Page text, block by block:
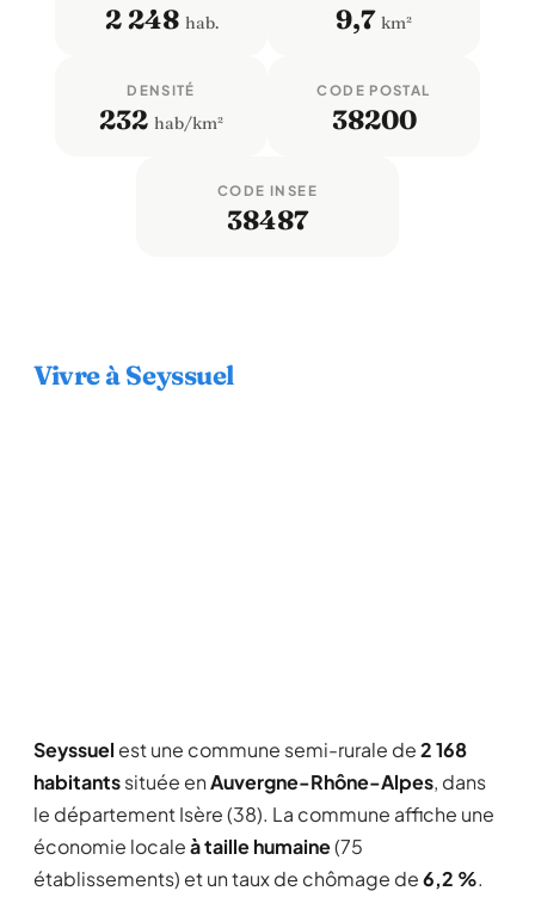
2 248 hab. 9,7 km²
DENSITÉ
232 hab/km²
CODE POSTAL
38200
CODE INSEE
38487
Vivre à Seyssuel
Seyssuel est une commune semi-rurale de2 168
habitantssituée enAuvergne-Rhône-Alpes, dans
le département Isère (38). La commune affiche une
économie localeà taille humaine(75
établissements) et un taux de chômage de6,2 %.